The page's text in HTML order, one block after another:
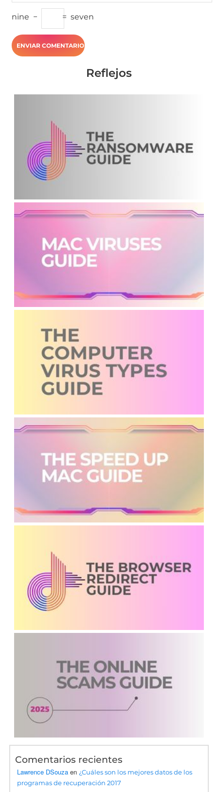
nine − = seven
Reflejos
Comentarios recientes
Lawrence DSouza en ¿Cuáles son los mejores datos de los
programas de recuperación 2017